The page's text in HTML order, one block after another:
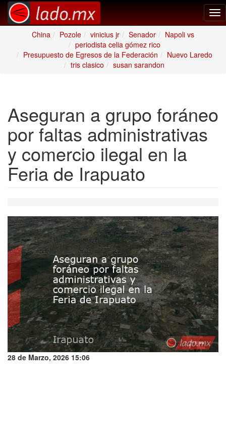
China
Pozole vinicius jr Senador
Napoli vs
periodista celia gómez rico
Presupuesto de Egresos de la Federación
Nuevo Laredo
tris clasico
susan sarandon
Aseguran a grupo foráneo
por faltas administrativas
y comercio ilegal en la
Feria de Irapuato
28 de Marzo, 2026 15:06